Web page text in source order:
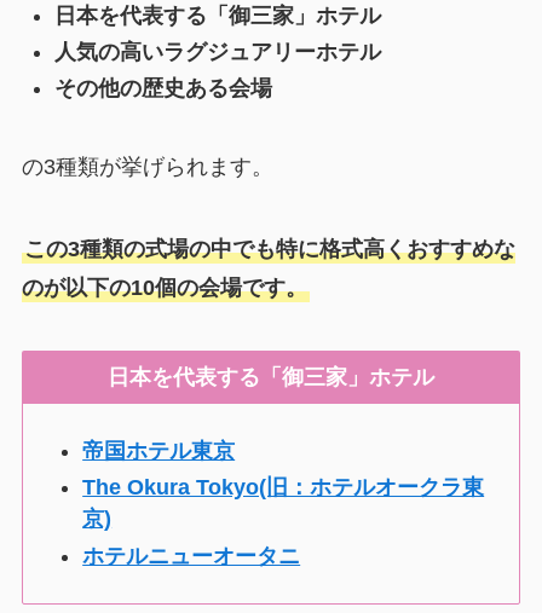
日本を代表する「御三家」ホテル
人気の高いラグジュアリーホテル
その他の歴史ある会場
の3種類が挙げられます。
この3種類の式場の中でも特に格式高くおすすめな
のが以下の10個の会場です。
日本を代表する「御三家」ホテル
帝国ホテル東京
The Okura Tokyo(旧：ホテルオークラ東
京)
ホテルニューオータニ